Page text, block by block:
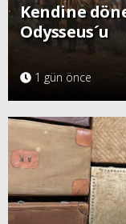
Kendine
Odysseus´u
1 gün önce